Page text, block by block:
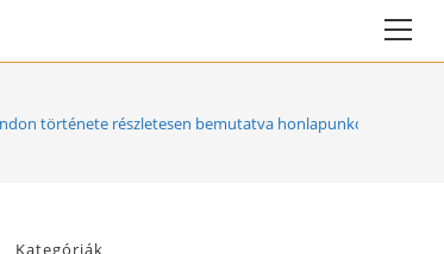
története részletesen bemutatva honlapunkon!
Kategóriák